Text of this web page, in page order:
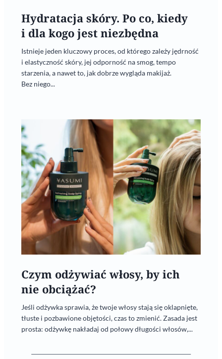
Hydratacja skóry. Po co, kiedy
i dla kogo jest niezbędna
Istnieje jeden kluczowy proces, od którego zależy jędrność
i elastyczność skóry, jej odporność na smog, tempo
starzenia, a nawet to, jak dobrze wygląda makijaż.
Bez niego...
Czym odżywiać włosy, by ich
nie obciążać?
Jeśli odżywka sprawia, że twoje włosy stają się oklapnięte,
tłuste i pozbawione objętości, czas to zmienić. Zasada jest
prosta: odżywkę nakładaj od połowy długości włosów,...